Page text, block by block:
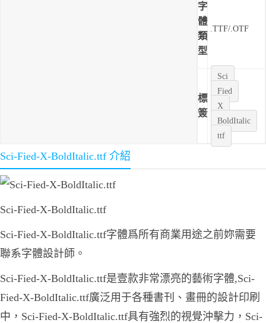
字
體
類
型
.TTF/.OTF
標
簽
Sci
Fied
X
BoldItalic
ttf
Sci-Fied-X-BoldItalic.ttf 介紹
Sci-Fied-X-BoldItalic.ttf
Sci-Fied-X-BoldItalic.ttf字體爲所有商業用途之前妳需要
聯系字體設計師。
Sci-Fied-X-BoldItalic.ttf是壹款非常漂亮的藝術字體,Sci-
Fied-X-BoldItalic.ttf廣泛用于各種書刊、畫冊的設計印刷
中，Sci-Fied-X-BoldItalic.ttf具有強烈的視覺沖擊力，Sci-